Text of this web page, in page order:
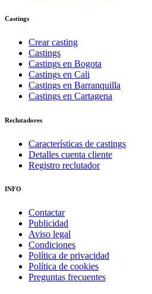
Castings
Crear casting
Castings
Castings en Bogota
Castings en Cali
Castings en Barranquilla
Castings en Cartagena
Reclutadores
Características de castings
Detalles cuenta cliente
Registro reclutador
INFO
Contactar
Publicidad
Aviso legal
Condiciones
Política de privacidad
Política de cookies
Preguntas frecuentes